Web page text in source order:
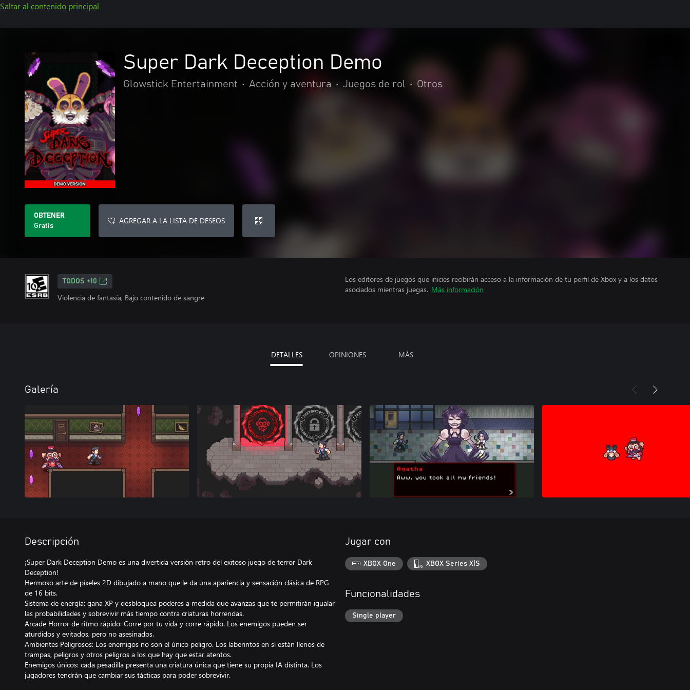
Saltar al contenido principal
Super Dark Deception Demo
Glowstick Entertainment • Acción y aventura • Juegos de rol • Otros
OBTENER
Gratis
AGREGAR A LA LISTA DE DESEOS
TODOS +10
Violencia de fantasía, Bajo contenido de sangre
Los editores de juegos que inicies recibirán acceso a la información de tu perfil de Xbox y a los datos
asociados mientras juegas. Más información
DETALLES OPINIONES MÁS
Galería
Descripción
¡Super Dark Deception Demo es una divertida versión retro del exitoso juego de terror Dark
Deception!
Hermoso arte de píxeles 2D dibujado a mano que le da una apariencia y sensación clásica de RPG
de 16 bits.
Sistema de energía: gana XP y desbloquea poderes a medida que avanzas que te permitirán igualar
las probabilidades y sobrevivir más tiempo contra criaturas horrendas.
Arcade Horror de ritmo rápido: Corre por tu vida y corre rápido. Los enemigos pueden ser
aturdidos y evitados, pero no asesinados.
Ambientes Peligrosos: Los enemigos no son el único peligro. Los laberintos en sí están llenos de
trampas, peligros y otros peligros a los que hay que estar atentos.
Enemigos únicos: cada pesadilla presenta una criatura única que tiene su propia IA distinta. Los
jugadores tendrán que cambiar sus tácticas para poder sobrevivir.
Jugar con
XBOX One XBOX Series X|S
Funcionalidades
Single player